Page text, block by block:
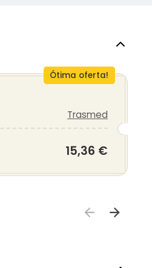
Ótima oferta!
Trasmed
15,36 €